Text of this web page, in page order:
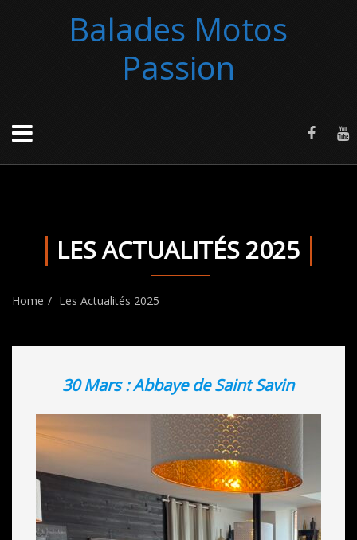
Balades Motos
Passion
LES ACTUALITÉS 2025
Home Les Actualités 2025
30 Mars : Abbaye de Saint Savin